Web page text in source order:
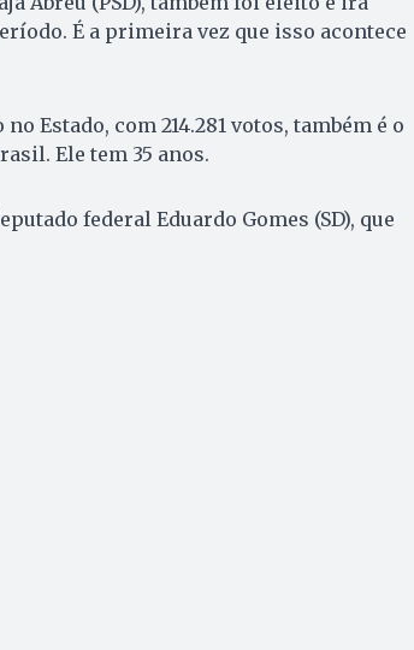
É a primeira vez que isso acontece
Estado, com 214.281 votos, também é o
Ele tem 35 anos.
federal Eduardo Gomes (SD), que